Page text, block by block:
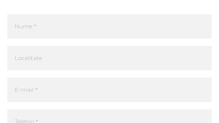
Nume *
Localitate
E-mail *
Telefon *